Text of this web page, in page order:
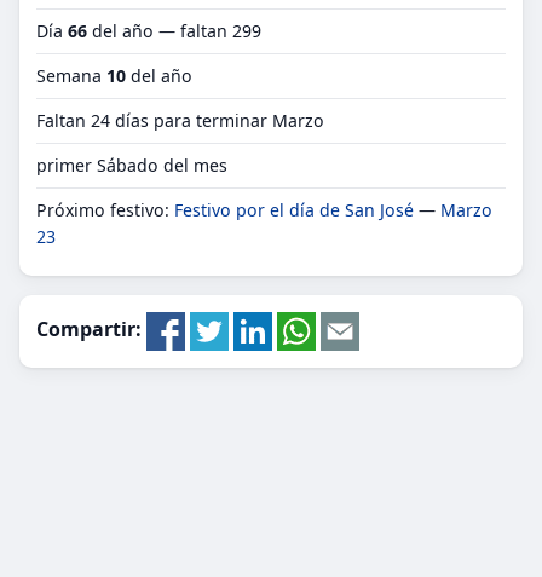
Día 66 del año — faltan 299
Semana 10 del año
Faltan 24 días para terminar Marzo
primer Sábado del mes
Próximo festivo: Festivo por el día de San José — Marzo
23
Compartir: